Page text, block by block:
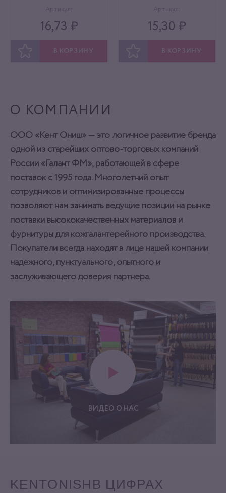
16,73 ₽
В КОРЗИНУ
15,30 ₽
В КОРЗИНУ
О КОМПАНИИ
ООО «Кент Ониш» — это логичное развитие бренда
одной из старейших оптово-торговых компаний
России «Галант ФМ», работающей в сфере
поставок с 1995 года. Многолетний опыт
сотрудников и оптимизированные процессы
позволяют нам занимать ведущие позиции на рынке
поставки высококачественных материалов и
фурнитуры для кожгалантерейного производства.
Покупатели всегда находят в лице нашей компании
надежного, пунктуального, опытного и
заслуживающего доверия партнера.
ВИДЕО О НАС
KENTONISH В ЦИФРАХ